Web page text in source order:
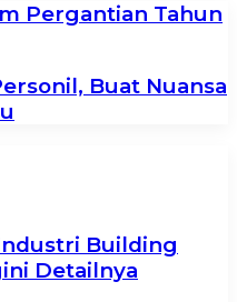
Pergantian Tahun
Buat Nuansa
Building
Detailnya